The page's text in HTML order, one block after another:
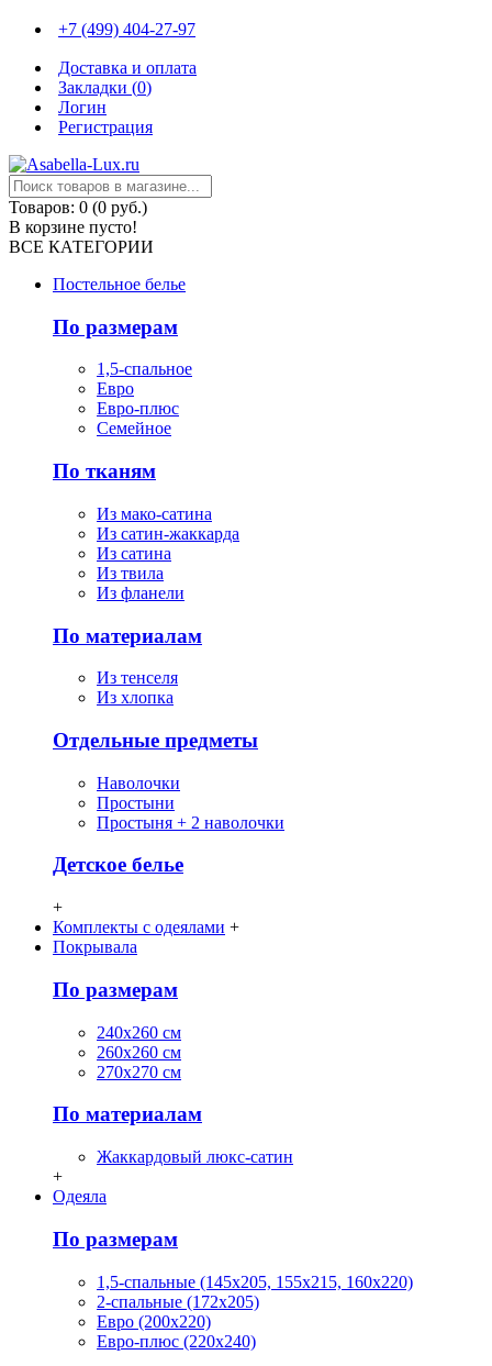
+7 (499) 404-27-97
Доставка и оплата
Закладки (0)
Логин
Регистрация
Товаров: 0 (0 руб.)
В корзине пусто!
ВСЕ КАТЕГОРИИ
Постельное белье
По размерам
1,5-спальное
Евро
Евро-плюс
Семейное
По тканям
Из мако-сатина
Из сатин-жаккарда
Из сатина
Из твила
Из фланели
По материалам
Из тенселя
Из хлопка
Отдельные предметы
Наволочки
Простыни
Простыня + 2 наволочки
Детское белье
+
Комплекты с одеялами +
Покрывала
По размерам
240х260 см
260х260 см
270х270 см
По материалам
Жаккардовый люкс-сатин
+
Одеяла
По размерам
1,5-спальные (145х205, 155х215, 160х220)
2-спальные (172х205)
Евро (200х220)
Евро-плюс (220х240)